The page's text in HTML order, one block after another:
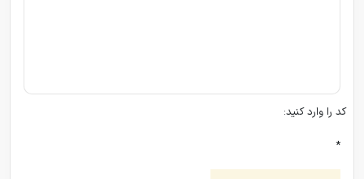
کد را وارد کنید:
*